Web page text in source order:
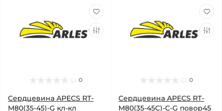
0
Cердцевина APECS RT-
M80(35-45)-G кл-кл
0
Cердцевина APECS RT-
M80(35-45C)-C-G повор45